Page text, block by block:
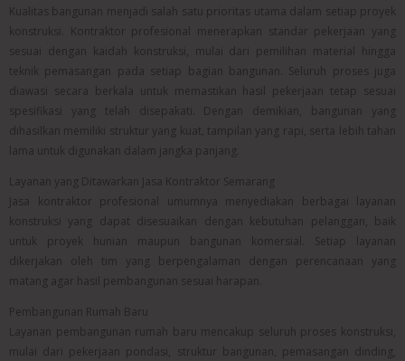
Kualitas bangunan menjadi salah satu prioritas utama dalam setiap proyek
konstruksi. Kontraktor profesional menerapkan standar pekerjaan yang
sesuai dengan kaidah konstruksi, mulai dari pemilihan material hingga
teknik pemasangan pada setiap bagian bangunan. Seluruh proses juga
diawasi secara berkala untuk memastikan hasil pekerjaan tetap sesuai
spesifikasi yang telah disepakati. Dengan demikian, bangunan yang
dihasilkan memiliki struktur yang kuat, tampilan yang rapi, serta lebih tahan
lama untuk digunakan dalam jangka panjang.
Layanan yang Ditawarkan Jasa Kontraktor Semarang
Jasa kontraktor profesional umumnya menyediakan berbagai layanan
konstruksi yang dapat disesuaikan dengan kebutuhan pelanggan, baik
untuk proyek hunian maupun bangunan komersial. Setiap layanan
dikerjakan oleh tim yang berpengalaman dengan perencanaan yang
matang agar hasil pembangunan sesuai harapan.
Pembangunan Rumah Baru
Layanan pembangunan rumah baru mencakup seluruh proses konstruksi,
mulai dari pekerjaan pondasi, struktur bangunan, pemasangan dinding,